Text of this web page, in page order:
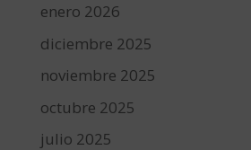
enero 2026
diciembre 2025
noviembre 2025
octubre 2025
julio 2025